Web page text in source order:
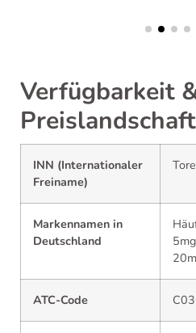
Verfügbarkeit
Preislandschaft
INN (Internationaler
Freiname)
Markennamen in
Deutschland
ATC-Code